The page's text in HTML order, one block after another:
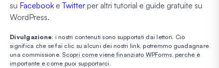
su Facebook e Twitter per altri tutorial e guide gratuite su
WordPress.
Divulgazione: i nostri contenuti sono supportati dai lettori. Ciò
significa che se fai clic su alcuni dei nostri link, potremmo guadagnare
una commissione.Scopri come viene finanziato WPForms, perché è
importante e come puoi supportarci .